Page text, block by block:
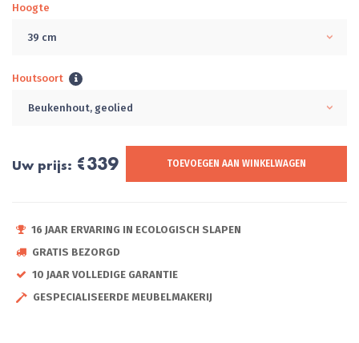
Hoogte
39 cm
Houtsoort
Beukenhout, geolied
Uw prijs: €339 TOEVOEGEN AAN WINKELWAGEN
16 JAAR ERVARING IN ECOLOGISCH SLAPEN
GRATIS BEZORGD
10 JAAR VOLLEDIGE GARANTIE
GESPECIALISEERDE MEUBELMAKERIJ